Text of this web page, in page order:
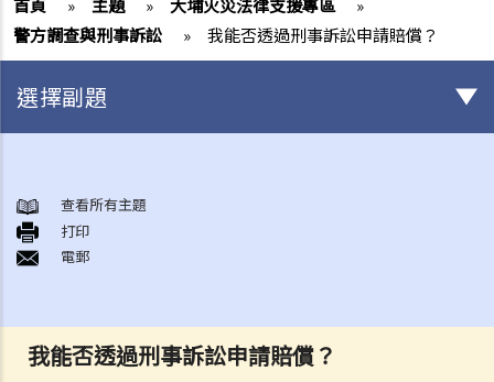
首頁 » 主題 » 大埔火災法律支援專區
»
警方調查與刑事訴訟
» 我能否透過刑事訴訟申請賠償？
我能否透過刑事訴訟申請賠償？
選擇副題
A. 火葬
B. 骨灰安置所（靈灰安置所）
C. 土葬
E. 骨灰撒海
F. 遺體／骨殖／骨灰出入香港
查看所有主題
打印
電郵